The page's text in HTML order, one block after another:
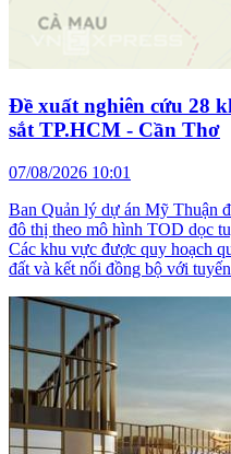
Đề xuất nghiên cứu 28
sắt TP.HCM - Cần Thơ
07/08/2026 10:01
Ban Quản lý dự án Mỹ Thuận
đô thị theo mô hình TOD dọc
Các khu vực được quy hoạch
đất và kết nối đồng bộ với